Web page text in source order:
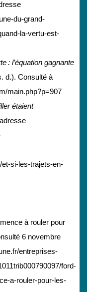
du-grand-
la-vertu-est-
: l’équation gagnante
d.). Consulté à
main.php?p=907
étaient
et-si-les-trajets-en-
à rouler pour
6 novembre
entreprises-
ford-
a-rouler-pour-les-